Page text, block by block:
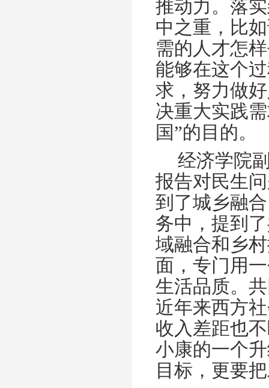
推动力。落
中之重，比
需的人才怎
能够在这个
求，努力做
决重大实践
国”的目的。
经济学院
报告对民生
到了城乡融
务中，提到
域融合和乡
面，专门用
生活品质。
近年来西方
收入差距也
小康的一个
目标，更要